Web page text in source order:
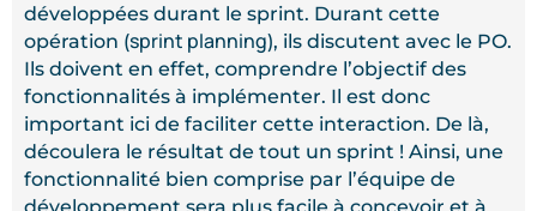
développées durant le sprint. Durant cette
opération (sprint planning), ils discutent avec le PO.
Ils doivent en effet, comprendre l’objectif des
fonctionnalités à implémenter. Il est donc
important ici de faciliter cette interaction. De là,
découlera le résultat de tout un sprint ! Ainsi, une
fonctionnalité bien comprise par l’équipe de